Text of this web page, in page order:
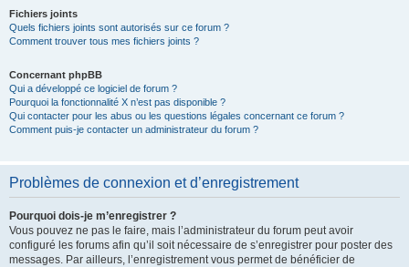
Fichiers joints
Quels fichiers joints sont autorisés sur ce forum ?
Comment trouver tous mes fichiers joints ?
Concernant phpBB
Qui a développé ce logiciel de forum ?
Pourquoi la fonctionnalité X n’est pas disponible ?
Qui contacter pour les abus ou les questions légales concernant ce forum ?
Comment puis-je contacter un administrateur du forum ?
Problèmes de connexion et d’enregistrement
Pourquoi dois-je m’enregistrer ?
Vous pouvez ne pas le faire, mais l’administrateur du forum peut avoir
configuré les forums afin qu’il soit nécessaire de s’enregistrer pour poster des
messages. Par ailleurs, l’enregistrement vous permet de bénéficier de